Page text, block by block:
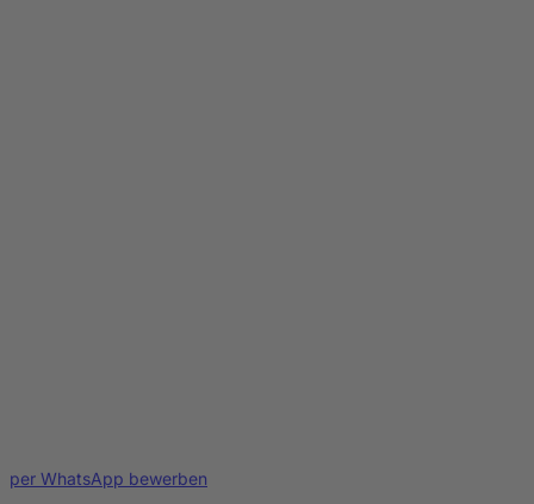
per WhatsApp bewerben